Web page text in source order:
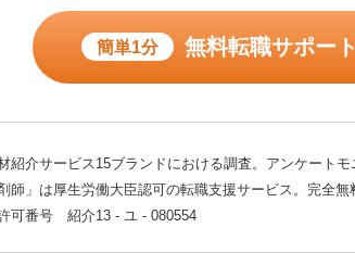
簡単1分 無料転職サポー
紹介サービス15ブランドにおける調査。アンケートモ
師」は厚生労働大臣認可の転職支援サービス。完全無
可番号 紹介13 - ユ - 080554